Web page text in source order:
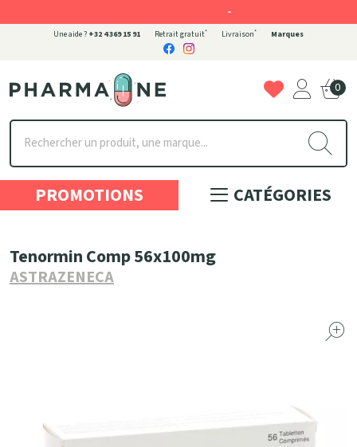
Une aide ? +32 4 369 15 91 Retrait gratuit* Livraison* Marques
Pharmaone Votre pharmacie en ligne à votre service
0
PROMOTIONS CATÉGORIES
Tenormin Comp 56x100mg
ASTRAZENECA